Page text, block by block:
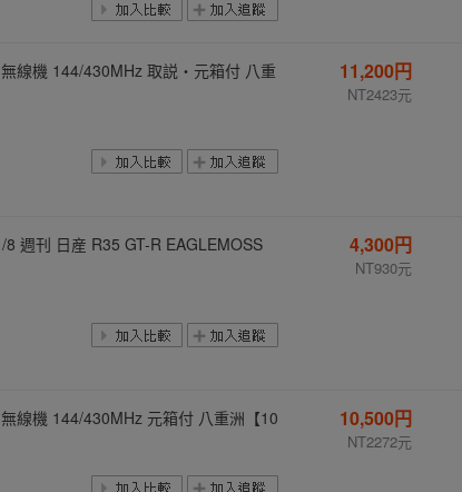
線機 144/430MHz 取説・元箱付 八重
11,200円
NT2423元
週刊 日産 R35 GT-R EAGLEMOSS
4,300円
NT930元
線機 144/430MHz 元箱付 八重洲【10 10,500円
NT2272元